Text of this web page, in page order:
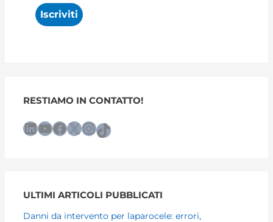
RESTIAMO IN CONTATTO!
LinkedIn YouTube Facebook X InstagramTikTok
ULTIMI ARTICOLI PUBBLICATI
Danni da intervento per laparocele: errori,